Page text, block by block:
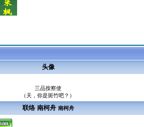
头像
三品按察使
（天，你是斑竹吧？）
联络 南柯舟 南柯舟